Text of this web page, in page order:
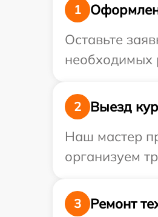
1
Оставьте
необходимых
2
Выезд
Наш мастер
организуем
3
Ремонт